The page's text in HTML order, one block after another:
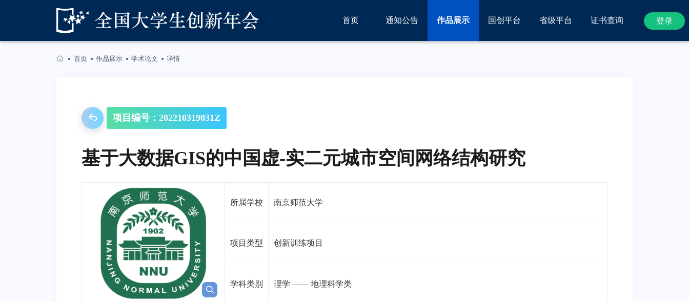
首页 通知公告 作品展示 国创平台 省级平台 证书查询 登录
首页 作品展示 学术论文 详情
项目编号：202210319031Z
基于大数据GIS的中国虚-实二元城市空间网络结构研究
所属学校 南京师范大学
项目类型 创新训练项目
学科类别 理学 —— 地理科学类